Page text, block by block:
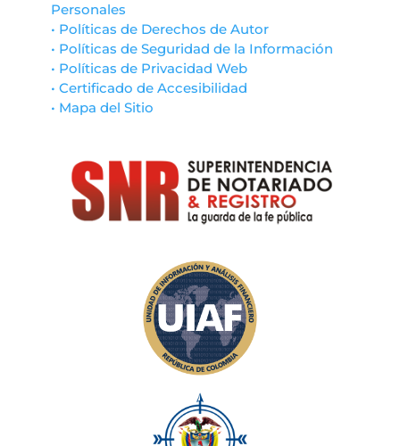
Personales
• Políticas de Derechos de Autor
• Políticas de Seguridad de la Información
• Políticas de Privacidad Web
• Certificado de Accesibilidad
• Mapa del Sitio